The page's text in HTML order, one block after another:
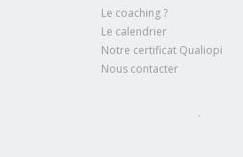
Le coaching ?
Le calendrier
Notre certificat Qualiopi
Nous contacter